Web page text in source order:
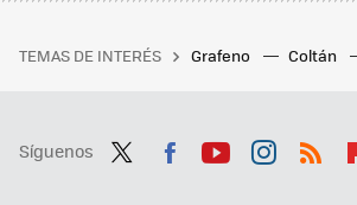
TEMAS DE INTERÉS Grafeno Coltán
Síguenos